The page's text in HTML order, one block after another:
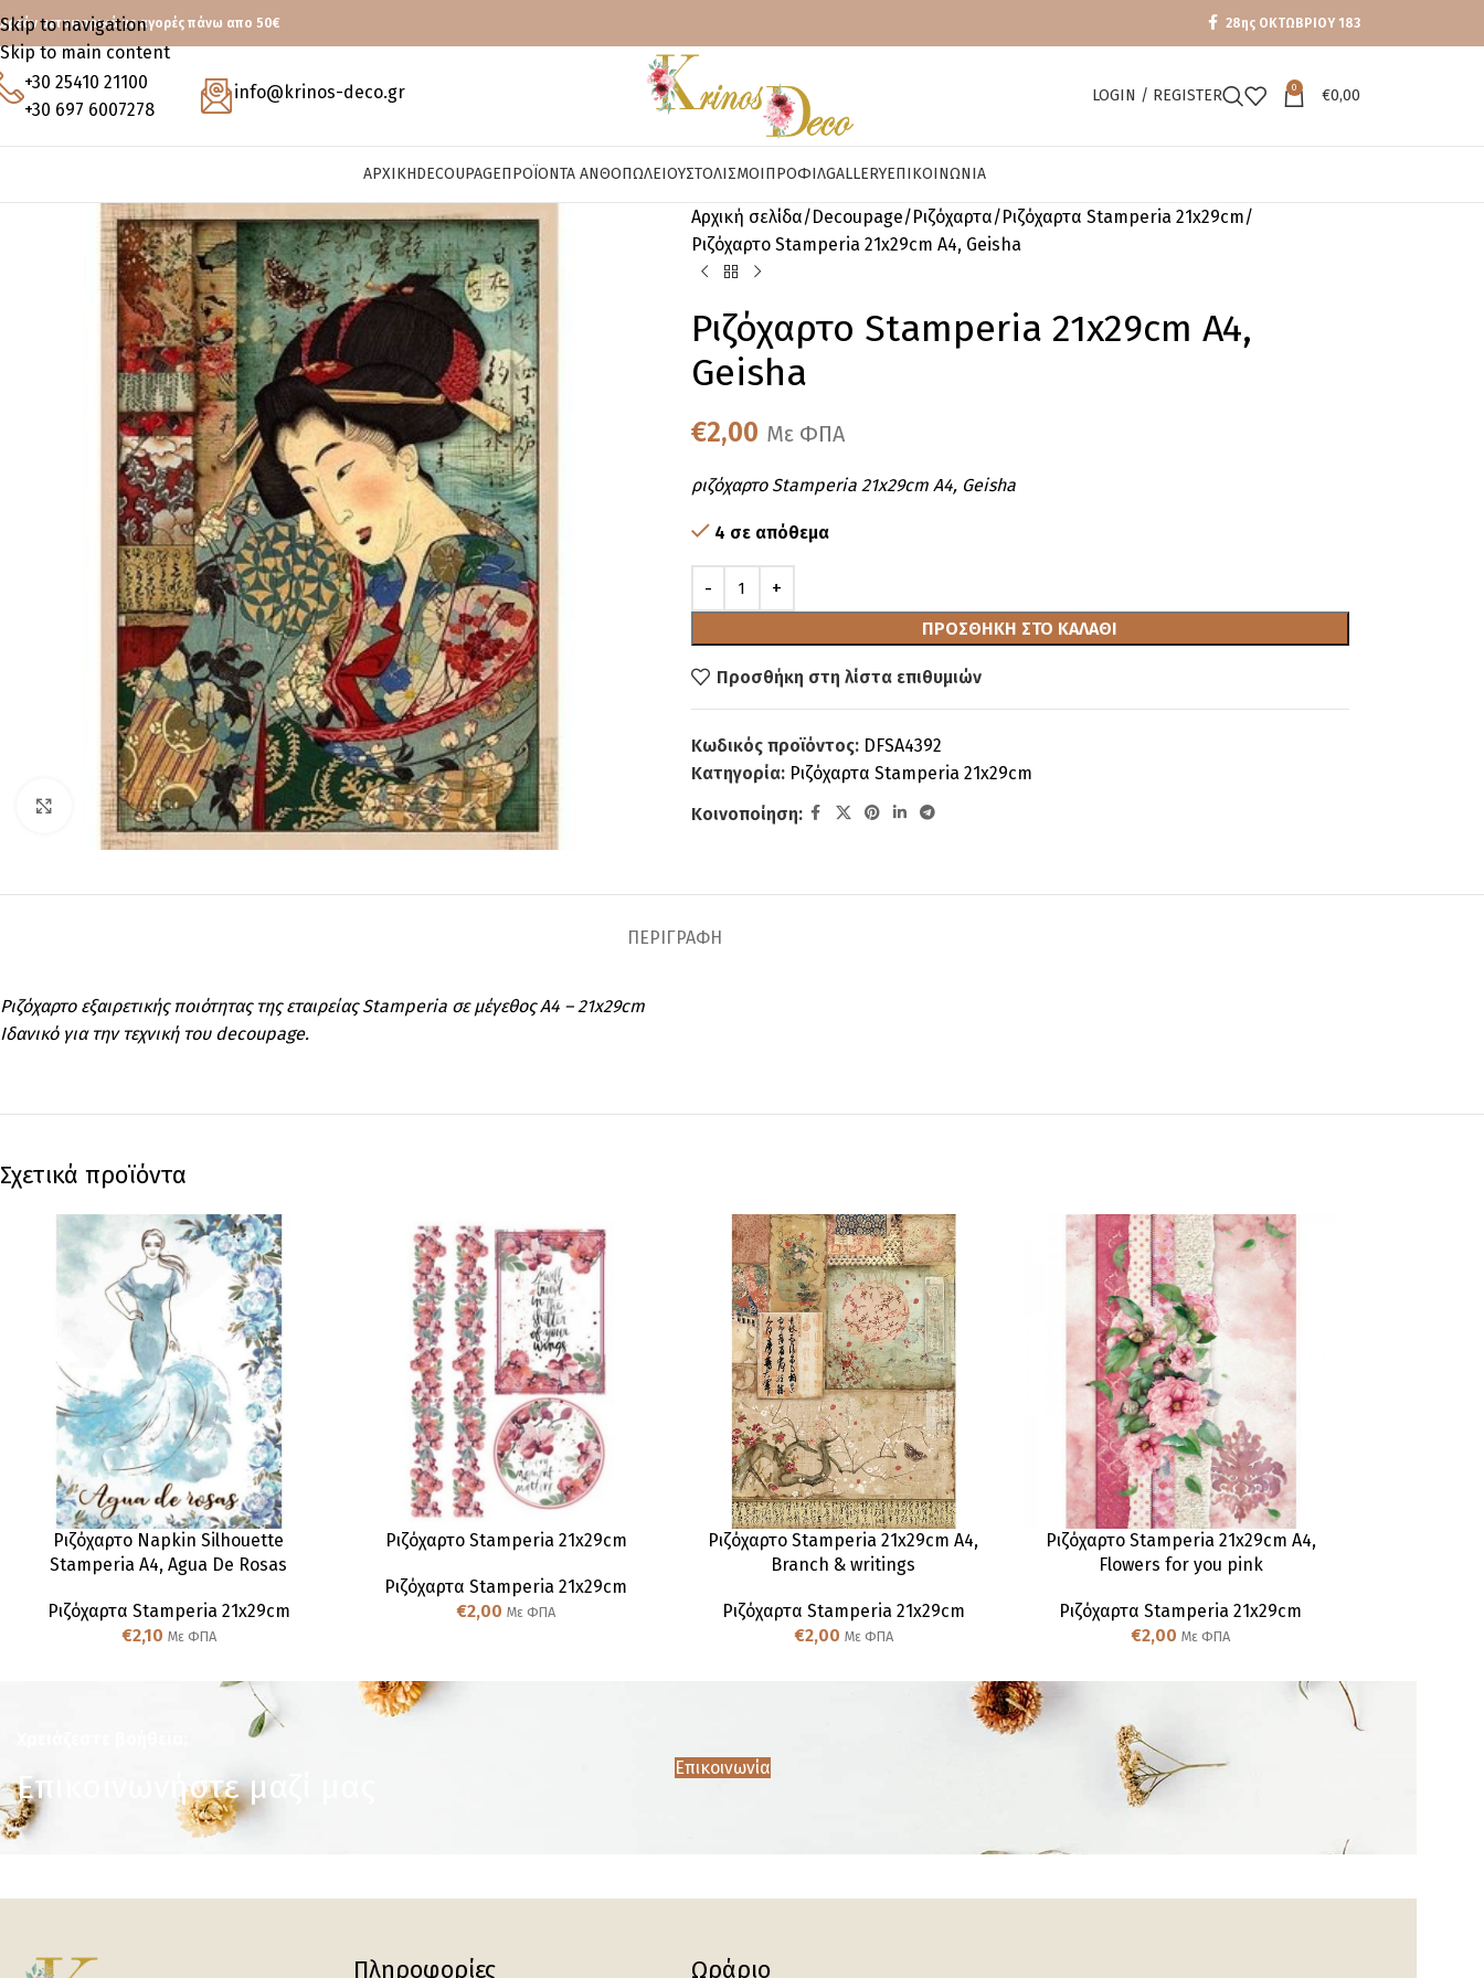
Skip to navigation
Skip to main content
μεταφορικά με αγορές πάνω απο 50€ 28ης ΟΚΤΩΒΡΙΟΥ 183
+30 25410 21100
+30 697 6007278
info@krinos-deco.gr LOGIN / REGISTER 0 €0,00
ΑΡΧΙΚΉDECOUPAGEΠΡΟΪΌΝΤΑ ΑΝΘΟΠΩΛΕΊΟΥΣΤΟΛΙΣΜΟΊΠΡΟΦΊΛGALLERYΕΠΙΚΟΙΝΩΝΊΑ
Click to enlarge
Αρχική σελίδα Decoupage Ριζόχαρτα Ριζόχαρτα Stamperia 21x29cm
Ριζόχαρτο Stamperia 21x29cm A4, Geisha
Ριζόχαρτο Stamperia 21x29cm A4,
Geisha
€2,00 Με ΦΠΑ
ριζόχαρτο Stamperia 21x29cm A4, Geisha
4 σε απόθεμα
ΠΡΟΣΘΉΚΗ ΣΤΟ ΚΑΛΆΘΙ
Προσθήκη στη λίστα επιθυμιών
Κωδικός προϊόντος: DFSA4392
Κατηγορία: Ριζόχαρτα Stamperia 21x29cm
Κοινοποίηση:
ΠΕΡΙΓΡΑΦΉ
Ριζόχαρτο εξαιρετικής ποιότητας της εταιρείας Stamperia σε μέγεθος A4 – 21x29cm
Ιδανικό για την τεχνική του decoupage.
Σχετικά προϊόντα
Ριζόχαρτο Napkin Silhouette
Stamperia A4, Agua De Rosas
Ριζόχαρτα Stamperia 21x29cm
€2,10 Με ΦΠΑ
Ριζόχαρτο Stamperia 21x29cm
Ριζόχαρτα Stamperia 21x29cm
€2,00 Με ΦΠΑ
Ριζόχαρτο Stamperia 21x29cm A4,
Branch & writings
Ριζόχαρτα Stamperia 21x29cm
€2,00 Με ΦΠΑ
Ριζόχαρτο Stamperia 21x29cm A4,
Flowers for you pink
Ριζόχαρτα Stamperia 21x29cm
€2,00 Με ΦΠΑ
Επικοινωνήστε μαζί μας Επικοινωνία
Πληροφορίες Ωράριο